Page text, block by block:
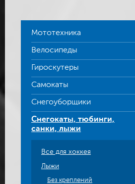
Мототехника
Велосипеды
Гироскутеры
Самокаты
Снегоуборщики
Снегокаты, тюбинги,
санки, лыжи
Все для хоккея
Лыжи
Без креплений